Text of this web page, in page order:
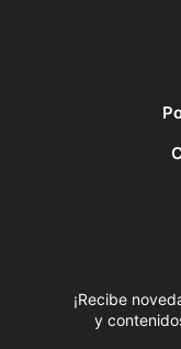
¡Recibe
y